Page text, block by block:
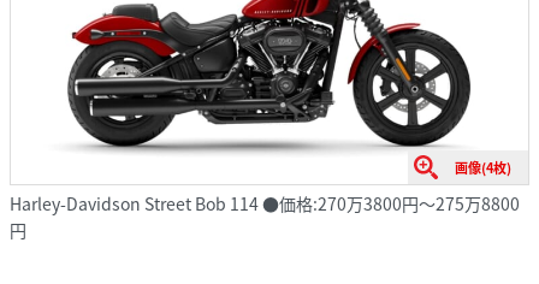
画像(4枚)
Harley-Davidson Street Bob 114 ●価格:270万3800円～275万8800
円